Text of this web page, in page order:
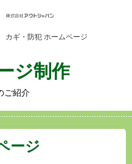
カギ・防犯 ホームページ
ジ制作
ご紹介
ージ